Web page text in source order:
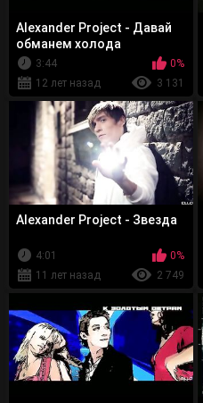
Alexander Project - Давай
обманем холода
3:44
0%
12 лет назад
3 131
Alexander Project - Звезда
4:01
0%
11 лет назад
2 749